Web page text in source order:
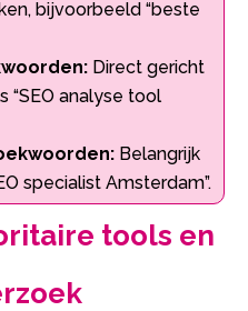
bijvoorbeeld “beste
Direct gericht
“SEO analyse tool
Belangrijk
specialist Amsterdam”.
tools en